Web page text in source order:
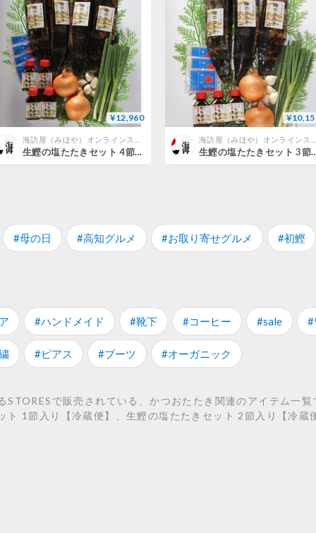
¥12,960
生鰹の塩たたきセット 4節入り【冷蔵便】 生鰹の塩たたきセ
#母の日 #高知グルメ #お取り寄せグルメ #初鰹
#ハンドメイド #靴下 #コーヒー #sale #
#ピアス #ブーツ #オーガニック
STORESで販売されている、かつおたたき関連のアイテム一
1節入り【冷蔵便】、生鰹の塩たたきセット 2節入り【冷蔵